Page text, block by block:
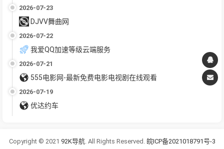
2026-07-23
DJVV舞曲网
2026-07-22
我爱QQ加速等级云端服务
2026-07-21
555电影网-最新免费电影电视剧在线观看
2026-07-19
优达约车
Copyright © 2021 92K导航. All Rights Reserved. 皖ICP备2021018791号-3